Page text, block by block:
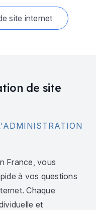
site internet
de site
France, vous
à vos questions
Chaque
et